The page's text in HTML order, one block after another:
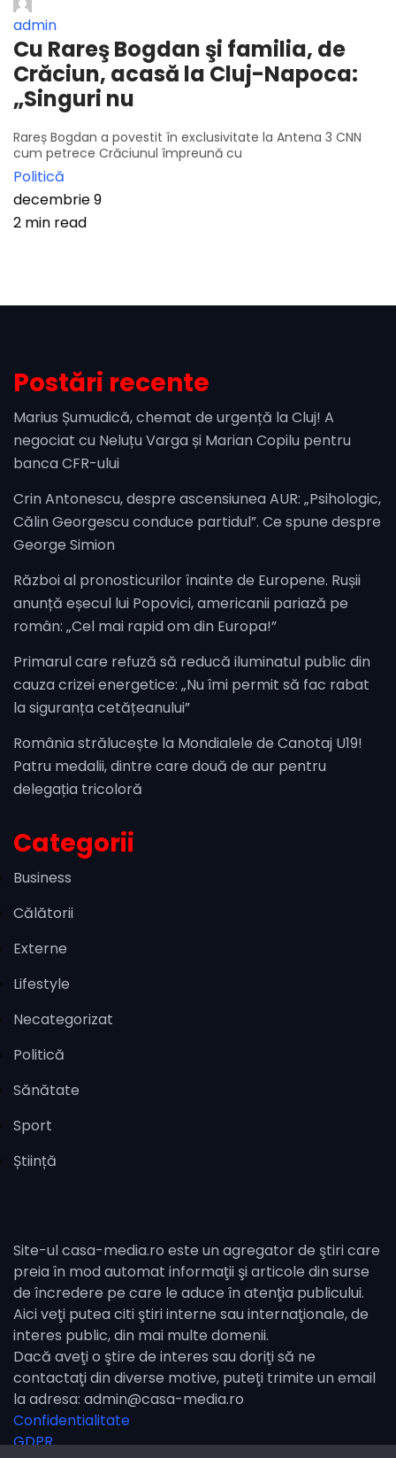
admin
Cu Rareş Bogdan şi familia, de
Crăciun, acasă la Cluj-Napoca:
„Singuri nu
Rareș Bogdan a povestit în exclusivitate la Antena 3 CNN
cum petrece Crăciunul împreună cu
Politică
decembrie 9
2 min read
Postări recente
Marius Șumudică, chemat de urgență la Cluj! A
negociat cu Neluțu Varga și Marian Copilu pentru
banca CFR-ului
Crin Antonescu, despre ascensiunea AUR: „Psihologic,
Călin Georgescu conduce partidul”. Ce spune despre
George Simion
Război al pronosticurilor înainte de Europene. Rușii
anunță eșecul lui Popovici, americanii pariază pe
român: „Cel mai rapid om din Europa!”
Primarul care refuză să reducă iluminatul public din
cauza crizei energetice: „Nu îmi permit să fac rabat
la siguranța cetățeanului”
România strălucește la Mondialele de Canotaj U19!
Patru medalii, dintre care două de aur pentru
delegația tricoloră
Categorii
Business
Călătorii
Externe
Lifestyle
Necategorizat
Politică
Sănătate
Sport
Știință
Site-ul casa-media.ro este un agregator de ştiri care
preia în mod automat informaţii şi articole din surse
de încredere pe care le aduce în atenţia publicului.
Aici veţi putea citi ştiri interne sau internaţionale, de
interes public, din mai multe domenii.
Dacă aveţi o ştire de interes sau doriţi să ne
contactaţi din diverse motive, puteţi trimite un email
la adresa: admin@casa-media.ro
Confidentialitate
GDPR